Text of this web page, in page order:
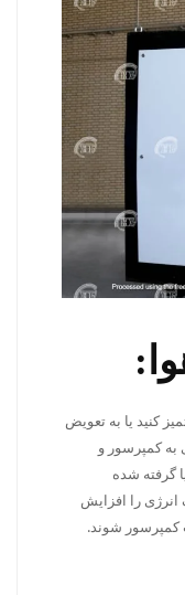
کنید یا به تعویض
به کمپرسور و
گرفته شده
را افزایش
شوند.